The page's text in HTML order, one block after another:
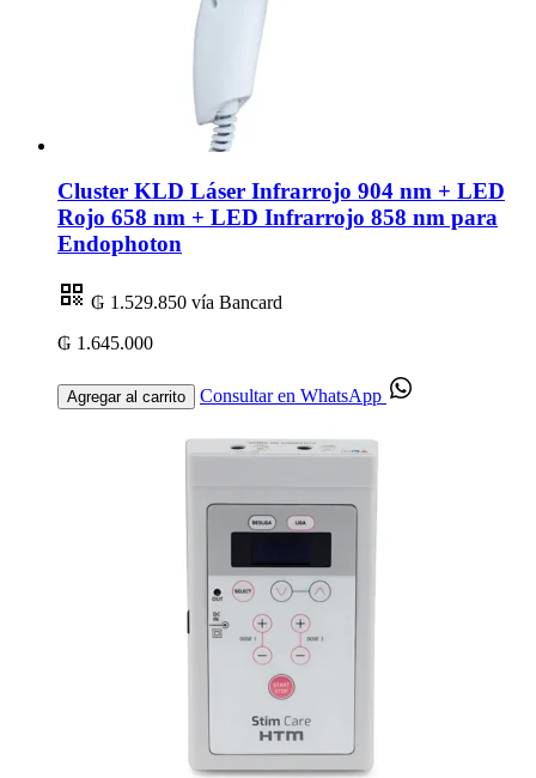
Cluster KLD Láser Infrarrojo 904 nm + LED
Rojo 658 nm + LED Infrarrojo 858 nm para
Endophoton
₲ 1.529.850 vía Bancard
₲ 1.645.000
Agregar al carrito Consultar en WhatsApp